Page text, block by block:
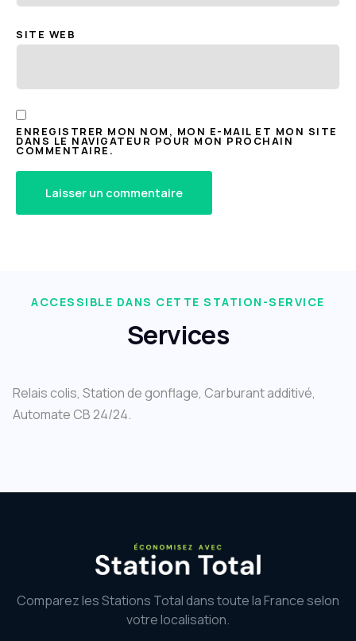
SITE WEB
ENREGISTRER MON NOM, MON E-MAIL ET MON SITE
DANS LE NAVIGATEUR POUR MON PROCHAIN
COMMENTAIRE.
ACCESSIBLE DANS CETTE STATION-SERVICE
Services
Relais colis, Station de gonflage, Carburant additivé,
Automate CB 24/24.
Comparez les Stations Total dans toute la France selon
votre localisation.